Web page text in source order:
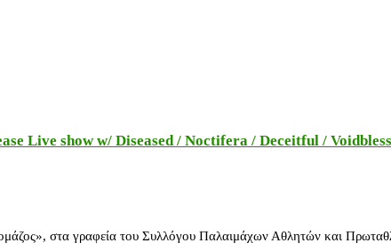
Live show w/ Diseased / Noctifera / Deceitful /
στα γραφεία του Συλλόγου Παλαιμάχων Αθλητών και